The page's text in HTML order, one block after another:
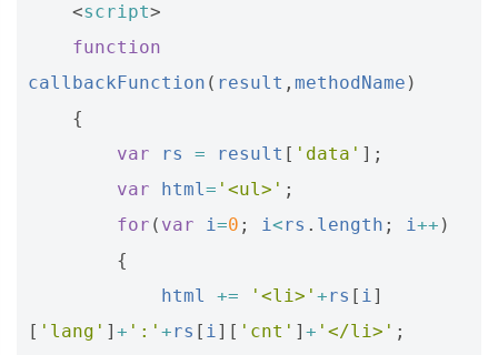
<script>
function
callbackFunction ( result , methodName )
{
var
rs = result [ 'data' ];
var
html= '<ul>' ;
for ( var i=0 ; i<rs . length ; i++ )
{
html
+= '<li>' +rs [ i]
[ 'lang' ] + ':' +rs [ i][ 'cnt' ] + '</li>' ;